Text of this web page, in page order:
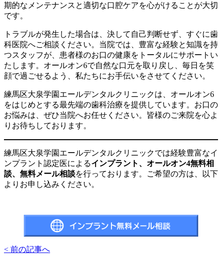
期的なメンテナンスと適切な口腔ケアを心がけることが大切
です。
トラブルが発生した場合は、決して自己判断せず、すぐに歯
科医院へご相談ください。当院では、豊富な経験と知識を持
つスタッフが、患者様のお口の健康をトータルにサポートい
たします。オールオン6で自然な口元を取り戻し、毎日を笑
顔で過ごせるよう、私たちにお手伝いをさせてください。
練馬区大泉学園エールデンタルクリニックは、オールオン6
をはじめとする最先端の歯科治療を提供しています。お口の
お悩みは、ぜひ当院へお任せください。皆様のご来院を心よ
りお待ちしております。
練馬区大泉学園エールデンタルクリニックでは経験豊富なイ
ンプラント認定医によるインプラント、オールオン4無料相
談、無料メール相談を行っております。ご希望の方は、以下
よりお申し込みください。
< 前の記事へ